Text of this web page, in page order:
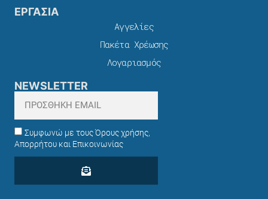
ΕΡΓΑΣΙΑ
Αγγελίες
Πακέτα Χρέωσης​
Λογαριασμός
NEWSLETTER
Συμφωνώ με τους Όρους χρήσης,
Απορρήτου και Επικοινωνίας